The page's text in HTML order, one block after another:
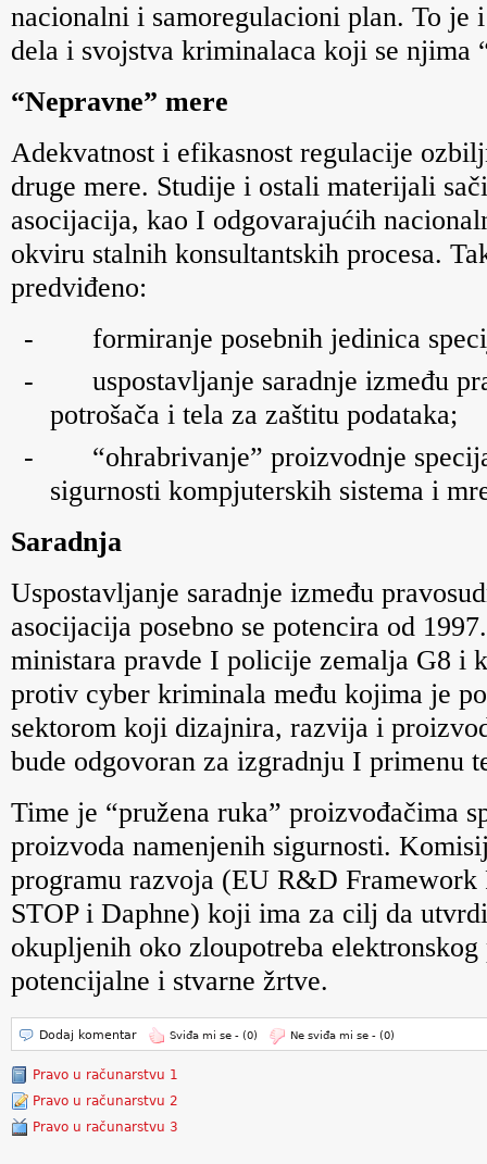
nacionalni i samoregulacioni plan. To
dela i svojstva kriminalaca koji se njima
“Nepravne” mere
Adekvatnost i efikasnost regulacije
druge mere. Studije i ostali materijali
asocijacija, kao I odgovarajućih
okviru stalnih konsultantskih procesa.
predviđeno:
-
formiranje posebnih jedinica
-
uspostavljanje saradnje između
potrošača i tela za zaštitu podataka;
-
“ohrabrivanje” proizvodnje
sigurnosti kompjuterskih sistema i
Saradnja
Uspostavljanje saradnje između
asocijacija posebno se potencira od
ministara pravde I policije zemalja G8 i
protiv cyber kriminala među kojima je
sektorom koji dizajnira, razvija i
bude odgovoran za izgradnju I primenu
Time je “pružena ruka” proizvođačima
proizvoda namenjenih sigurnosti.
programu razvoja (EU R&D
STOP i Daphne) koji ima za cilj da
okupljenih oko zloupotreba
potencijalne i stvarne žrtve.
Dodaj komentar Sviđa mi se - (0) Ne sviđa mi se - (0)
Pravo u računarstvu 1
Pravo u računarstvu 2
Pravo u računarstvu 3